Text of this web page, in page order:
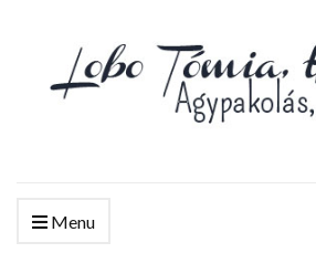
Menu